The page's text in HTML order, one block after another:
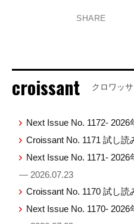
SHARE
croissant クロワッ
Next Issue No. 1172- 2026
Croissant No. 1171 試し読
Next Issue No. 1171- 2026
— 2026.07.23
Croissant No. 1170 試し読
Next Issue No. 1170- 2026